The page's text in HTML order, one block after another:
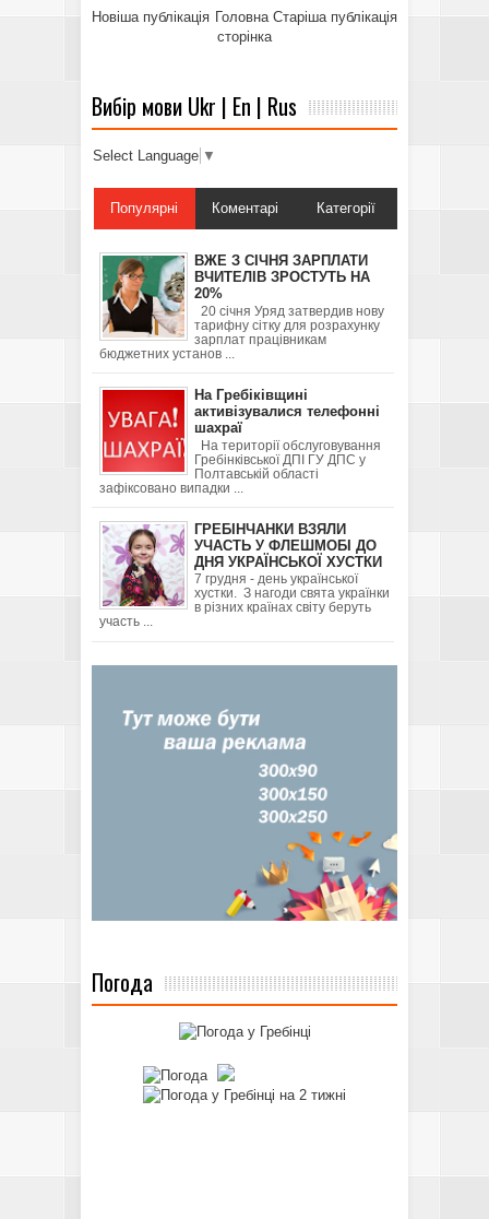
Новіша публікація Старіша публікація
Головна
сторінка
Вибір мови Ukr | En | Rus
Select Language ▼
Популярні Коментарі Категорії
ВЖЕ З СІЧНЯ ЗАРПЛАТИ
ВЧИТЕЛІВ ЗРОСТУТЬ НА
20%
20 січня Уряд затвердив нову
тарифну сітку для розрахунку
зарплат працівникам
бюджетних установ ...
На Гребіківщині
активізувалися телефонні
шахраї
На території обслуговування
Гребінківської ДПІ ГУ ДПС у
Полтавській області
зафіксовано випадки ...
ГРЕБІНЧАНКИ ВЗЯЛИ
УЧАСТЬ У ФЛЕШМОБІ ДО
ДНЯ УКРАЇНСЬКОЇ ХУСТКИ
7 грудня - день української
хустки. З нагоди свята українки
в різних країнах світу беруть
участь ...
Погода